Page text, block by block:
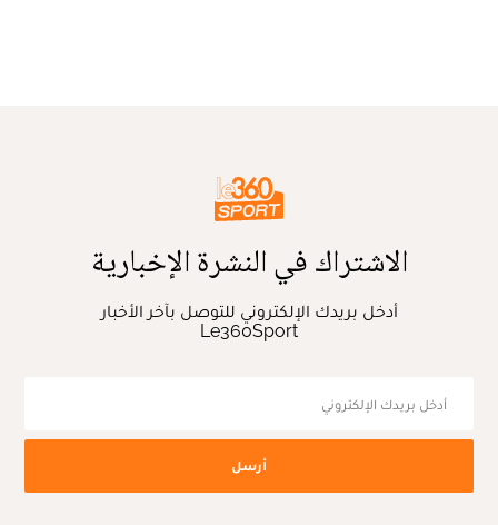
الاشتراك في النشرة الإخبارية
أدخل بريدك الإلكتروني للتوصل بآخر الأخبار
Le360Sport
أرسل